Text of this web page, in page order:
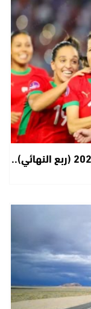
كأس أمم إفريقيا للسيدات – المغرب 2026 (ربع النهائي)..